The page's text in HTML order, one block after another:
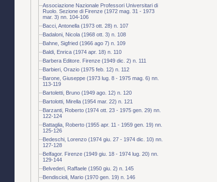
Associazione Nazionale Professori Universitari di
Ruolo. Sezione di Firenze (1972 mag. 31 - 1973
mar. 3) nn. 104-106
Bacci, Antonella (1973 ott. 28) n. 107
Badaloni, Nicola (1968 ott. 3) n. 108
Bahne, Sigfried (1966 ago 7) n. 109
Baldi, Enrica (1974 apr. 18) n. 110
Barbera Editore. Firenze (1949 dic. 2) n. 111
Barbieri, Orazio (1975 feb. 12) n. 112
Barone, Giuseppe (1973 lug. 8 - 1975 mag. 6) nn.
113-119
Bartoletti, Bruno (1949 ago. 12) n. 120
Bartolotti, Mirella (1954 mar. 22) n. 121
Barzanti, Roberto (1974 ott. 23 - 1975 gen. 29) nn.
122-124
Battaglia, Roberto (1955 apr. 11 - 1959 gen. 19) nn.
125-126
Bedeschi, Lorenzo (1974 giu. 27 - 1974 dic. 10) nn.
127-128
Belfagor. Firenze (1949 giu. 18 - 1974 lug. 20) nn.
129-144
Belvederi, Raffaele (1950 giu. 2) n. 145
Bendiscioli, Mario (1970 gen. 19) n. 146